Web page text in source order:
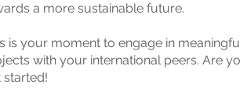
a more sustainable future.
is your moment to engage in
with your international peers. Are
started!